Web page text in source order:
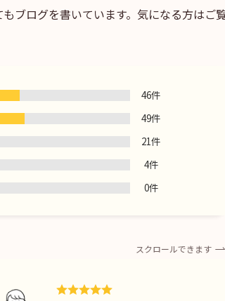
ブログを書いています。気になる方はご
46件
49件
21件
4件
0件
スクロールできます